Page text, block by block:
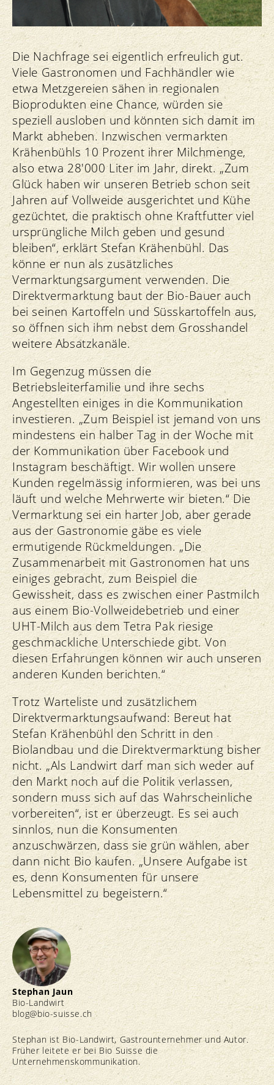
Die Nachfrage sei eigentlich erfreulich gut.
Viele Gastronomen und Fachhändler wie
etwa Metzgereien sähen in regionalen
Bioprodukten eine Chance, würden sie
speziell ausloben und könnten sich damit im
Markt abheben. Inzwischen vermarkten
Krähenbühls 10 Prozent ihrer Milchmenge,
also etwa 28'000 Liter im Jahr, direkt. „Zum
Glück haben wir unseren Betrieb schon seit
Jahren auf Vollweide ausgerichtet und Kühe
gezüchtet, die praktisch ohne Kraftfutter viel
ursprüngliche Milch geben und gesund
bleiben“, erklärt Stefan Krähenbühl. Das
könne er nun als zusätzliches
Vermarktungsargument verwenden. Die
Direktvermarktung baut der Bio-Bauer auch
bei seinen Kartoffeln und Süsskartoffeln aus,
so öffnen sich ihm nebst dem Grosshandel
weitere Absatzkanäle.
Im Gegenzug müssen die
Betriebsleiterfamilie und ihre sechs
Angestellten einiges in die Kommunikation
investieren. „Zum Beispiel ist jemand von uns
mindestens ein halber Tag in der Woche mit
der Kommunikation über Facebook und
Instagram beschäftigt. Wir wollen unsere
Kunden regelmässig informieren, was bei uns
läuft und welche Mehrwerte wir bieten.“ Die
Vermarktung sei ein harter Job, aber gerade
aus der Gastronomie gäbe es viele
ermutigende Rückmeldungen. „Die
Zusammenarbeit mit Gastronomen hat uns
einiges gebracht, zum Beispiel die
Gewissheit, dass es zwischen einer Pastmilch
aus einem Bio-Vollweidebetrieb und einer
UHT-Milch aus dem Tetra Pak riesige
geschmackliche Unterschiede gibt. Von
diesen Erfahrungen können wir auch unseren
anderen Kunden berichten.“
Trotz Warteliste und zusätzlichem
Direktvermarktungsaufwand: Bereut hat
Stefan Krähenbühl den Schritt in den
Biolandbau und die Direktvermarktung bisher
nicht. „Als Landwirt darf man sich weder auf
den Markt noch auf die Politik verlassen,
sondern muss sich auf das Wahrscheinliche
vorbereiten“, ist er überzeugt. Es sei auch
sinnlos, nun die Konsumenten
anzuschwärzen, dass sie grün wählen, aber
dann nicht Bio kaufen. „Unsere Aufgabe ist
es, denn Konsumenten für unsere
Lebensmittel zu begeistern.“
Stephan Jaun
Bio-Landwirt
blog@bio-suisse.ch
Stephan ist Bio-Landwirt, Gastrounternehmer und Autor.
Früher leitete er bei Bio Suisse die
Unternehmenskommunikation.